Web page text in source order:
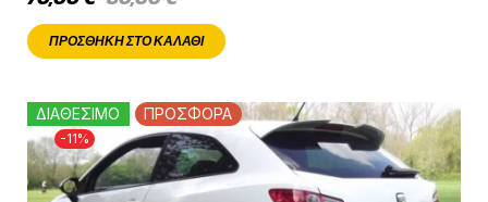
ΠΡΟΣΘΉΚΗ ΣΤΟ ΚΑΛΆΘΙ
-11%
ΔΙΑΘΕΣΙΜΟ ΠΡΟΣΦΟΡΑ